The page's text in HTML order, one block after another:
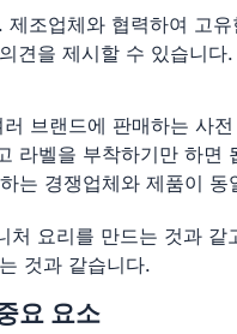
제조업체와 협력하여 고
견을 제시할 수 있습니
브랜드에 판매하는 사
라벨을 부착하기만 하면
는 경쟁업체와 제품이 동
요리를 만드는 것과
것과 같습니다.
요 요소